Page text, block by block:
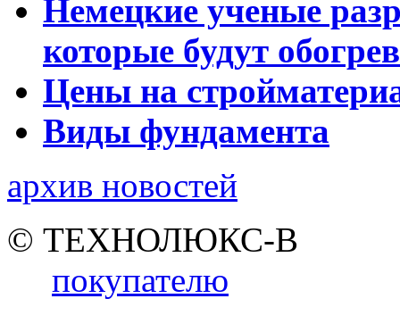
Немецкие ученые
которые будут
Цены на
Виды фундамента
архив новостей
© ТЕХНОЛЮКС-В
покупателю